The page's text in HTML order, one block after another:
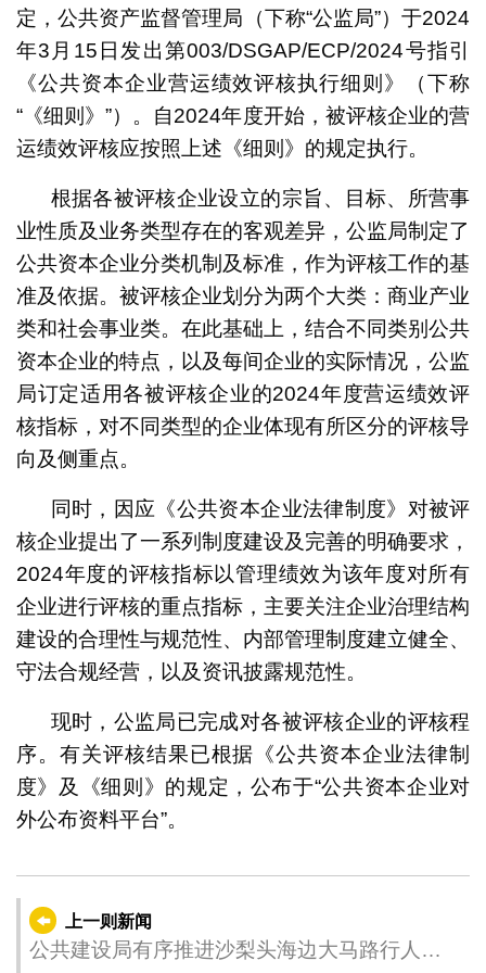
定，公共资产监督管理局（下称“公监局”）于2024
年3月15日发出第003/DSGAP/ECP/2024号指引
《公共资本企业营运绩效评核执行细则》（下称
“《细则》”）。自2024年度开始，被评核企业的营
运绩效评核应按照上述《细则》的规定执行。
根据各被评核企业设立的宗旨、目标、所营事
业性质及业务类型存在的客观差异，公监局制定了
公共资本企业分类机制及标准，作为评核工作的基
准及依据。被评核企业划分为两个大类：商业产业
类和社会事业类。在此基础上，结合不同类别公共
资本企业的特点，以及每间企业的实际情况，公监
局订定适用各被评核企业的2024年度营运绩效评
核指标，对不同类型的企业体现有所区分的评核导
向及侧重点。
同时，因应《公共资本企业法律制度》对被评
核企业提出了一系列制度建设及完善的明确要求，
2024年度的评核指标以管理绩效为该年度对所有
企业进行评核的重点指标，主要关注企业治理结构
建设的合理性与规范性、内部管理制度建立健全、
守法合规经营，以及资讯披露规范性。
现时，公监局已完成对各被评核企业的评核程
序。有关评核结果已根据《公共资本企业法律制
度》及《细则》的规定，公布于“公共资本企业对
外公布资料平台”。
上一则新闻
公共建设局有序推进沙梨头海边大马路行人天